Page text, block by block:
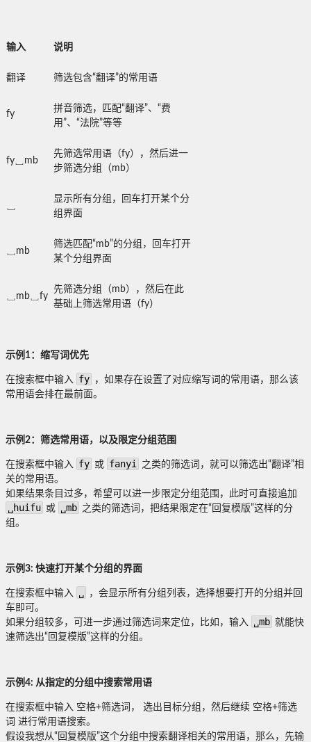
输入 说明
翻译 筛选包含“翻译”的常用语
fy
拼音筛选，匹配“翻译”、“费
用”、“法院”等等
fy␣mb
先筛选常用语（fy），然后进一
步筛选分组（mb）
␣
显示所有分组，回车打开某个分
组界面
␣mb
筛选匹配“mb”的分组，回车打开
某个分组界面
␣mb␣fy
先筛选分组（mb），然后在此
基础上筛选常用语（fy）
示例1：缩写词优先
在搜索框中输入 fy
，如果存在设置了对应缩写词的常用语，那么该
常用语会排在最前面。
示例2：筛选常用语，以及限定分组范围
在搜索框中输入 fy 或 fanyi
之类的筛选词，就可以筛选出“翻译”相
关的常用语。
如果结果条目过多，希望可以进一步限定分组范围，此时可直接追加
␣huifu 或 ␣mb 之类的筛选词，把结果限定在“回复模版”这样的分
组。
示例3: 快速打开某个分组的界面
在搜索框中输入
，会显示所有分组列表，选择想要打开的分组并回
车即可。
如果分组较多，可进一步通过筛选词来定位，比如，输入
␣mb 就能快
速筛选出“回复模版”这样的分组。
示例4: 从指定的分组中搜索常用语
在搜索框中输入 空格+筛选词， 选出目标分组，然后继续 空格+筛选
词 进行常用语搜索。
假设我想从“回复模版”这个分组中搜索翻译相关的常用语，那么，先输